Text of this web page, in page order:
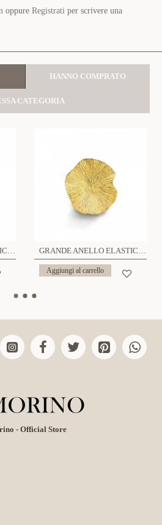
oppure Registrati per scrivere una
HANNO COMPRATO
CATEGORIA
GRANDE ANELLO ELASTICO CORAL CON PERLA - NY2492B896 GRANDE ANELLO ELASTICO FOGLIA DI LOTO - NY2492B894
Aggiungi al carrello
- Official Store